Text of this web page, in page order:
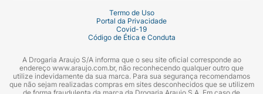
Termo de Uso
Portal da Privacidade
Covid-19
Código de Ética e Conduta
A Drogaria Araujo S/A informa que o seu site oficial corresponde ao
endereço www.araujo.com.br, não reconhecendo qualquer outro que
utilize indevidamente da sua marca. Para sua segurança recomendamos
que não sejam realizadas compras em sites desconhecidos que se utilizem